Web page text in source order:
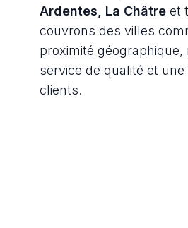
Ardentes, La Châtre et
couvrons des villes
proximité
service de qualité et
clients.